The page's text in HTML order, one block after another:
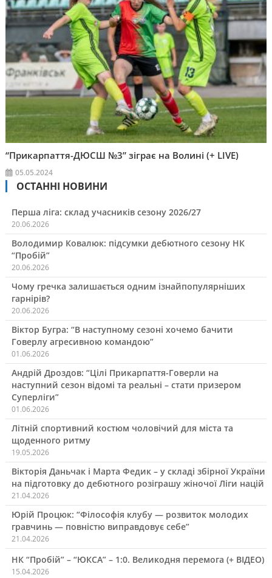
“Прикарпаття-ДЮСШ №3” зіграє на Волині (+ LIVE)
05.05.2024
ОСТАННІ НОВИНИ
Перша ліга: склад учасників сезону 2026/27
20.06.2026
Володимир Ковалюк: підсумки дебютного сезону НК
“Пробій”
20.06.2026
Чому гречка залишається одним ізнайпопулярніших
гарнірів?
20.06.2026
Віктор Бугра: “В наступному сезоні хочемо бачити
Говерлу агресивною командою”
01.06.2026
Андрій Дроздов: “Цілі Прикарпаття-Говерли на
наступний сезон відомі та реальні – стати призером
Суперліги”
01.06.2026
Літній спортивний костюм чоловічий для міста та
щоденного ритму
19.05.2026
Вікторія Даньчак і Марта Федик – у складі збірної України
на підготовку до дебютного розіграшу жіночої Ліги націй
21.04.2026
Юрій Процюк: “Філософія клубу — розвиток молодих
гравчинь — повністю виправдовує себе”
21.04.2026
НК “Пробій” – “ЮКСА” – 1:0. Великодня перемога (+ ВІДЕО)
15.04.2026